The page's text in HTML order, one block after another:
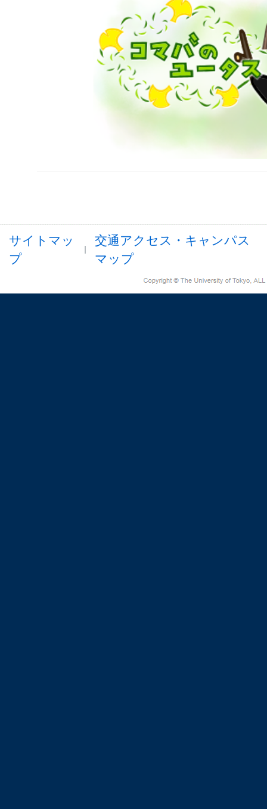
サイトマッ
プ
交通アクセス・キャンパス
マップ